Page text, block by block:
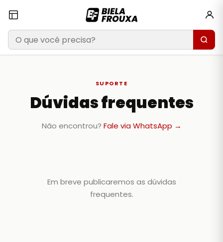
SUPORTE
Dúvidas frequentes
Não encontrou? Fale via WhatsApp →
Em breve publicaremos as dúvidas
frequentes.